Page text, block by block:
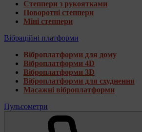
Степпери з рукоятками
Поворотні степпери
Міні степпери
Вібраційні платформи
Віброплатформи для дому
Віброплатформи 4D
Віброплатформи 3D
Віброплатформи для схуднення
Масажні віброплатформи
Пульсометри